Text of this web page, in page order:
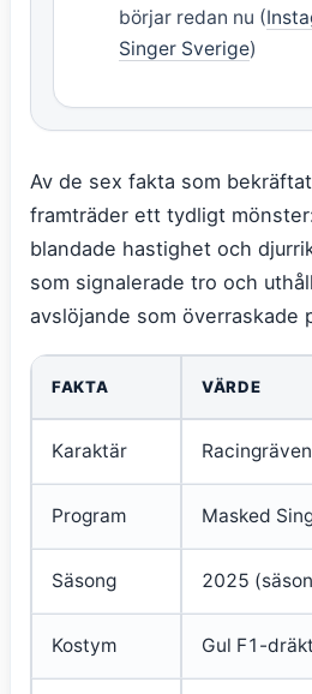
börjar redan nu (
Singer Sverige)
Av de sex fakta som
framträder ett tydligt
blandade hastighet och
som signalerade tro och
avslöjande som överraskade
FAKTA VÄRDE
Karaktär Racingräven
Program Masked
Säsong 2025
Kostym Gul F1-